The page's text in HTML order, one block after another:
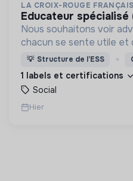
LA CROIX-ROUGE
educateur
Nous souhaitons voir
chacun se sente utile et
nous proposons des
d’engagement
💡 Structure de l’ESS
1 labels et certifications
Social
Hier